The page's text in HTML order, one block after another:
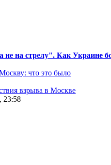
не на стрелу". Как Украине
что это было
взрыва в Москве
23:58